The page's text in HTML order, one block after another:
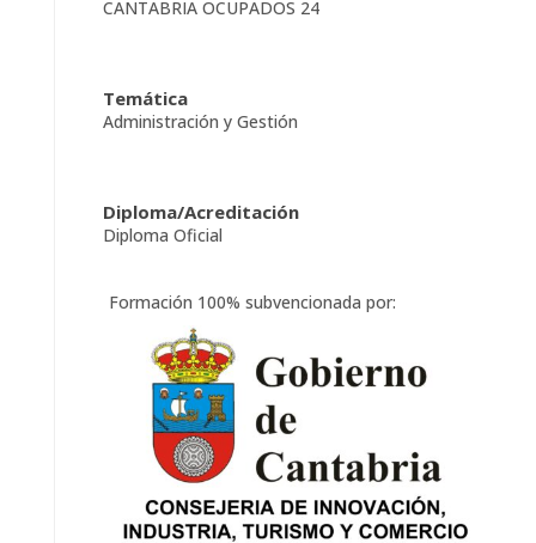
CANTABRIA OCUPADOS 24
Temática
Administración y Gestión
Diploma/Acreditación
Diploma Oficial
Formación 100% subvencionada por: